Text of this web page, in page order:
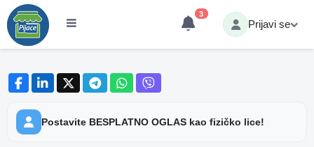
3
Prijavi se
Postavite BESPLATNO OGLAS kao fizičko lice!